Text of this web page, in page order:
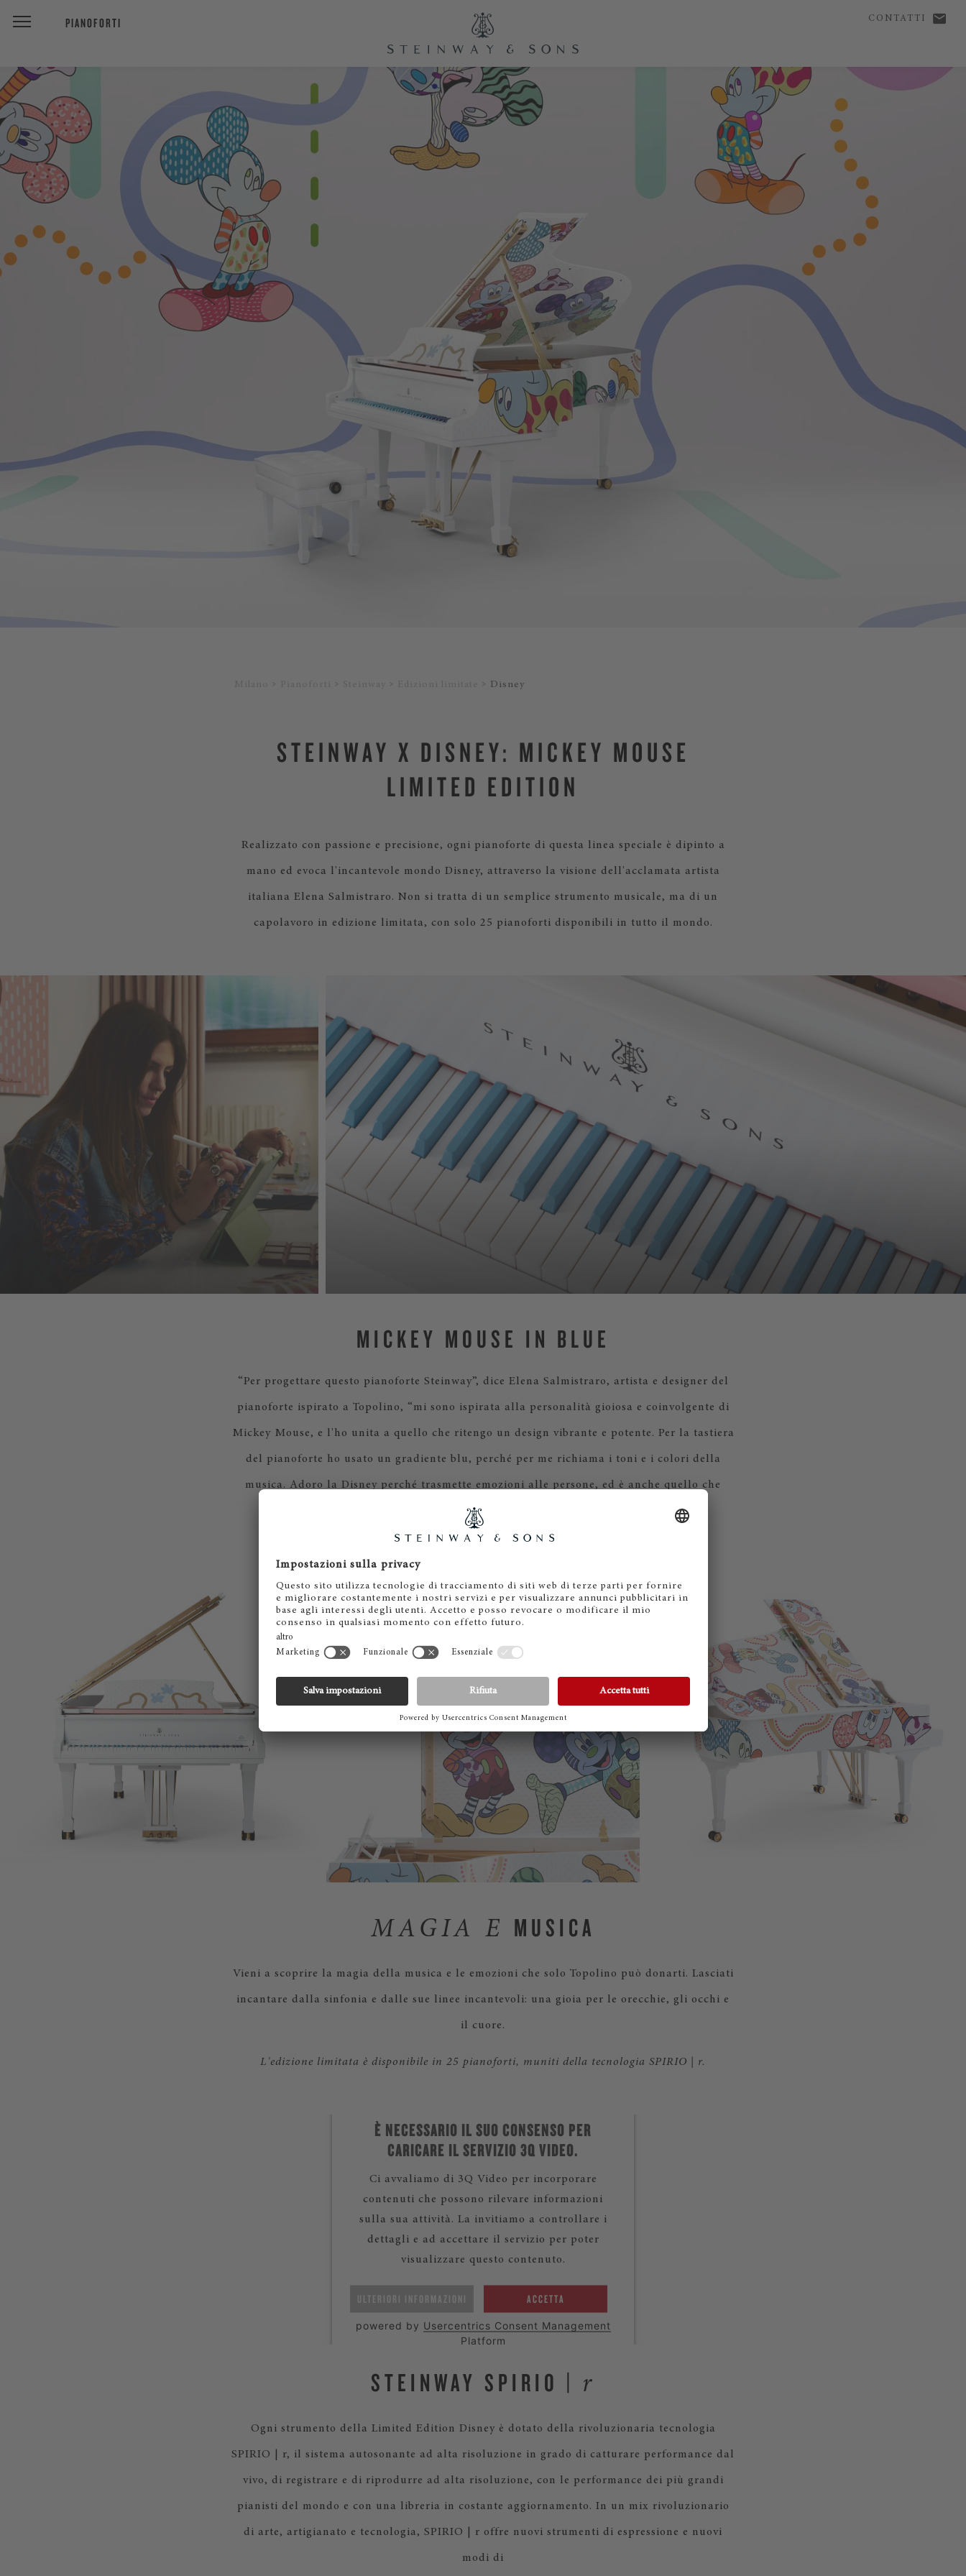
PIANOFORTI CONTATTI
Disney
STEINWAY X DISNEY: MICKEY MOUSE
LIMITED EDITION
Realizzato con passione e precisione, ogni pianoforte di questa linea speciale è dipinto a
mano ed evoca l'incantevole mondo Disney, attraverso la visione dell'acclamata artista
italiana Elena Salmistraro. Non si tratta di un semplice strumento musicale, ma di un
capolavoro in edizione limitata, con solo 25 pianoforti disponibili in tutto il mondo.
MICKEY MOUSE IN BLUE
“Per progettare questo pianoforte Steinway”, dice Elena Salmistraro, artista e designer del
pianoforte ispirato a Topolino, “mi sono ispirata alla personalità gioiosa e coinvolgente di
Mickey Mouse, e l'ho unita a quello che ritengo un design vibrante e potente. Per la tastiera
del pianoforte ho usato un gradiente blu, perché per me richiama i toni e i colori della
musica. Adoro la Disney perché trasmette emozioni alle persone, ed è anche quello che
cerco di fare io ogni giorno nel mio lavoro”.
MAGIA E MUSICA
Vieni a scoprire la magia della musica e le emozioni che solo Topolino può donarti. Lasciati
incantare dalla sinfonia e dalle sue linee incantevoli: una gioia per le orecchie, gli occhi e
il cuore.
L'edizione limitata è disponibile in 25 pianoforti, muniti della tecnologia SPIRIO | r.
È NECESSARIO IL SUO CONSENSO PER
CARICARE IL SERVIZIO 3Q VIDEO.
Ci avvaliamo di 3Q Video per incorporare
contenuti che possono rilevare informazioni
sulla sua attività. La invitiamo a controllare i
dettagli e ad accettare il servizio per poter
visualizzare questo contenuto.
ULTERIORI INFORMAZIONI ACCETTA
powered by Usercentrics Consent Management
Platform
STEINWAY SPIRIO | r
Ogni strumento della Limited Edition Disney è dotato della rivoluzionaria tecnologia
SPIRIO | r, il sistema autosonante ad alta risoluzione in grado di catturare performance dal
vivo, di registrare e di riprodurre ad alta risoluzione, con le performance dei più grandi
pianisti del mondo e con una libreria in costante aggiornamento. In un mix rivoluzionario
di arte, artigianato e tecnologia, SPIRIO | r offre nuovi strumenti di espressione e nuovi
modi di